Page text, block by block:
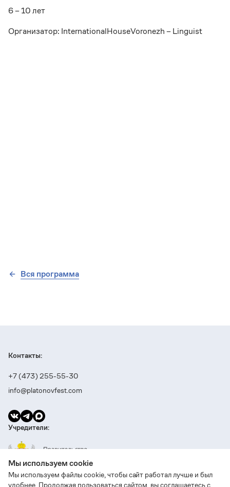
6 – 10 лет
Организатор: InternationalHouseVoronezh–Linguist
Вся программа
Контакты:
+7 (473) 255-55-30
info@platonovfest.com
Учредители:
Мы используем cookie
Мы используем файлы cookie, чтобы сайт работал лучше и был
удобнее. Продолжая пользоваться сайтом, вы соглашаетесь с